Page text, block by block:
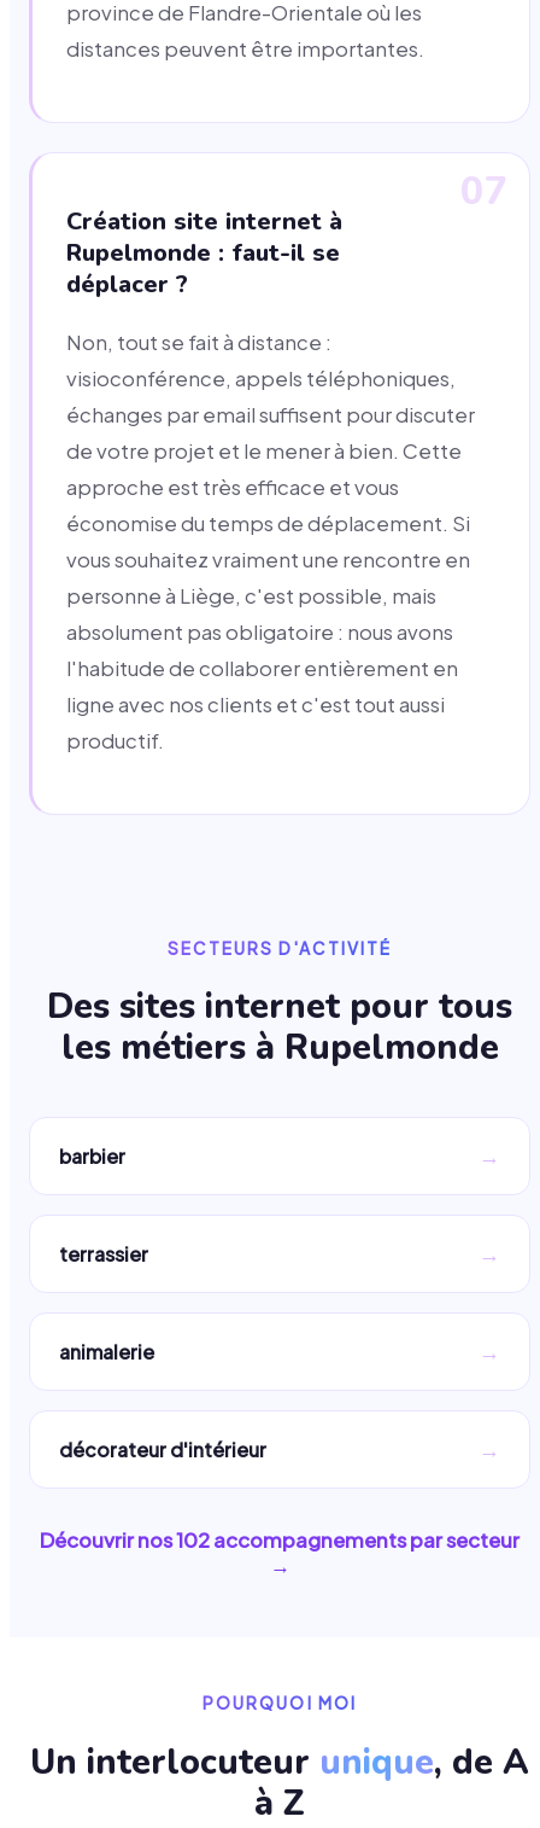
province de Flandre-Orientale où les
distances peuvent être importantes.
07
Création site internet à
Rupelmonde : faut-il se
déplacer ?
Non, tout se fait à distance :
visioconférence, appels téléphoniques,
échanges par email suffisent pour discuter
de votre projet et le mener à bien. Cette
approche est très efficace et vous
économise du temps de déplacement. Si
vous souhaitez vraiment une rencontre en
personne à Liège, c'est possible, mais
absolument pas obligatoire : nous avons
l'habitude de collaborer entièrement en
ligne avec nos clients et c'est tout aussi
productif.
SECTEURS D'ACTIVITÉ
Des sites internet pour tous
les métiers à Rupelmonde
barbier →
terrassier →
animalerie →
décorateur d'intérieur →
Découvrir nos102accompagnements par secteur
→
POURQUOI MOI
Un interlocuteur unique, de A
à Z